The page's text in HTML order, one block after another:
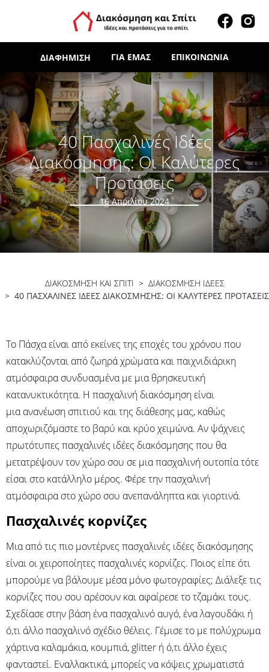
ΔΙΑΦΉΜΙΣΗ ΓΙΑ ΕΜΆΣ ΕΠΙΚΟΙΝΩΝΊΑ
40 Πασχαλινές Ιδέες
Διακόσμησης: Οι Καλύτερες
Προτάσεις
16 Απριλίου 2024
ΔΙΑΚΟΣΜΗΣΗ ΚΑΙ ΣΠΙΤΙ > ΔΙΑΚΌΣΜΗΣΗ ΙΔΈΕΣ
> 40 ΠΑΣΧΑΛΙΝΈΣ ΙΔΈΕΣ ΔΙΑΚΌΣΜΗΣΗΣ: ΟΙ ΚΑΛΎΤΕΡΕΣ ΠΡΟΤΆΣΕΙΣ
Το Πάσχα είναι από εκείνες της εποχές του χρόνου που
κατακλύζονται από ζωηρά χρώματα και παιχνιδιάρικη
ατμόσφαιρα συνδυασμένα με μια θρησκευτική
κατανυκτικότητα. Η πασχαλινή διακόσμηση είναι
μια ανανέωση σπιτιού και της διάθεσης μας, καθώς
αποχωριζόμαστε το βαρύ και κρύο χειμώνα. Αν ψάχνεις
πρωτότυπες πασχαλινές ιδέες διακόσμησης που θα
μετατρέψουν τον χώρο σου σε μια πασχαλινή ουτοπία τότε
είσαι στο κατάλληλο μέρος. Φέρε την πασχαλινή
ατμόσφαιρα στο χώρο σου ανεπανάληπτα και γιορτινά.
Πασχαλινές κορνίζες
Μια από τις πιο μοντέρνες πασχαλινές ιδέες διακόσμησης
είναι οι χειροποίητες πασχαλινές κορνίζες. Ποιος είπε ότι
μπορούμε να βάλουμε μέσα μόνο φωτογραφίες; Διάλεξε τις
κορνίζες που σου αρέσουν και αφαίρεσε το τζαμάκι τους.
Σχεδίασε στην βάση ένα πασχαλινό αυγό, ένα λαγουδάκι ή
ό,τι άλλο πασχαλινό σχέδιο θέλεις. Γέμισε το με πολύχρωμα
χάρτινα καλαμάκια, κουμπιά, glitter ή ό,τι άλλο έχεις
φανταστεί. Εναλλακτικά, μπορείς να κόψεις χρωματιστά